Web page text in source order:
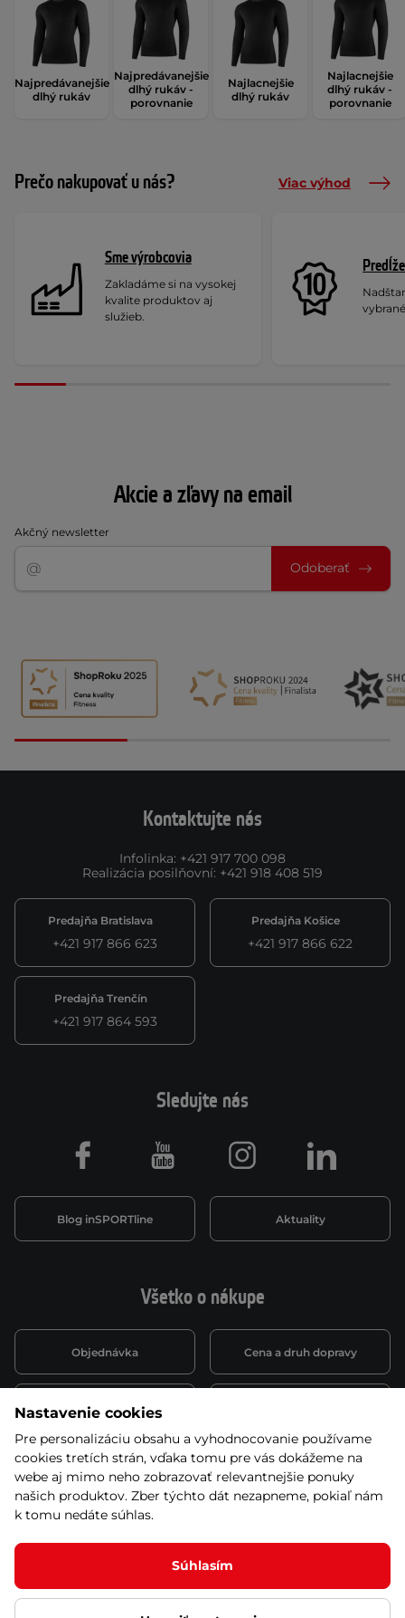
Najpredávanejšie
dlhý rukáv
Najpredávanejšie
dlhý rukáv -
porovnanie
Najlacnejšie
dlhý rukáv
Najlacnejšie
dlhý rukáv -
porovnanie
Prečo nakupovať u nás? Viac výhod
Sme výrobcovia
Zakladáme si na vysokej
kvalite produktov aj
služieb.
Akcie a zľavy na email
Akčný newsletter
Odoberať
Kontaktujte nás
Infolinka: +421 917 700 098
Realizácia posilňovní: +421 918 408 519
Predajňa Bratislava
+421 917 866 623
Predajňa Košice
+421 917 866 622
Predajňa Trenčín
+421 917 864 593
Všetko o nákupe
Objednávka Cena a druh dopravy
Spôsob platby
Montáž a servis Reklamácie a záruka
Kariéra
Sledujte nás
Blog inSPORTline Aktuality
Facebook Youtube Instagram LinkedIn
Nastavenie cookies
Pre personalizáciu obsahu a vyhodnocovanie používame
cookies tretích strán, vďaka tomu pre vás dokážeme na
webe aj mimo neho zobrazovať relevantnejšie ponuky
našich produktov. Zber týchto dát nezapneme, pokiaľ nám
k tomu nedáte súhlas.
Súhlasím